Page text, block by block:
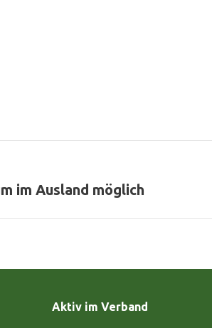
im Ausland möglich
Aktiv im Verband